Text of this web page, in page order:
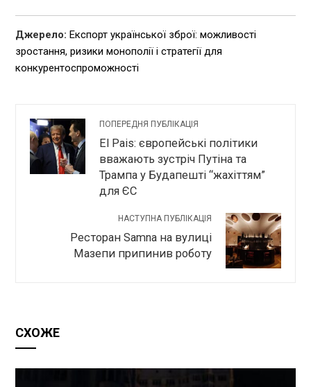
Джерело: Експорт української зброї: можливості
зростання, ризики монополії і стратегії для
конкурентоспроможності
ПОПЕРЕДНЯ ПУБЛІКАЦІЯ
El Pais: європейські політики
вважають зустріч Путіна та
Трампа у Будапешті “жахіттям”
для ЄС
НАСТУПНА ПУБЛІКАЦІЯ
Ресторан Samna на вулиці
Мазепи припинив роботу
СХОЖЕ